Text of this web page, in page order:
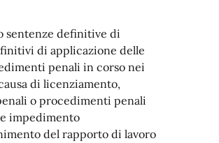
sentenze definitive di
di applicazione delle
penali in corso nei
di licenziamento,
o procedimenti penali
impedimento
del rapporto di lavoro